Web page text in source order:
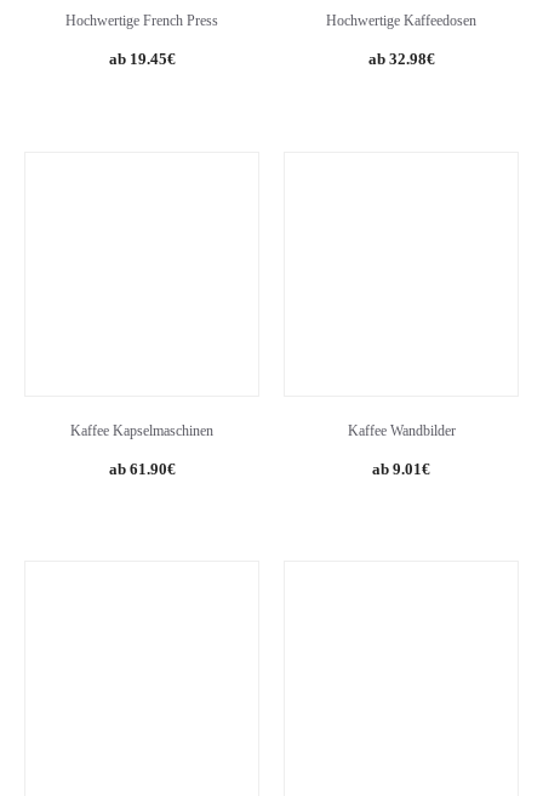
Hochwertige French Press
Original
19.45€Current
Hochwertige Kaffeedosen
Original
32.98€Current
Kaffee Kapselmaschinen
61.90€
Kaffee Wandbilder
9.01€